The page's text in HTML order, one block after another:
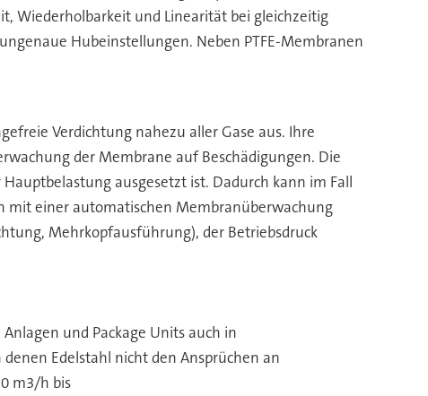
Wiederholbarkeit und Linearität bei gleichzeitig
Hubeinstellungen. Neben PTFE-Membranen
Verdichtung nahezu aller Gase aus. Ihre
der Membrane auf Beschädigungen. Die
ausgesetzt ist. Dadurch kann im Fall
mit einer automatischen Membranüberwachung
Mehrkopfausführung), der Betriebsdruck
und Package Units auch in
Edelstahl nicht den Ansprüchen an
m3/h bis